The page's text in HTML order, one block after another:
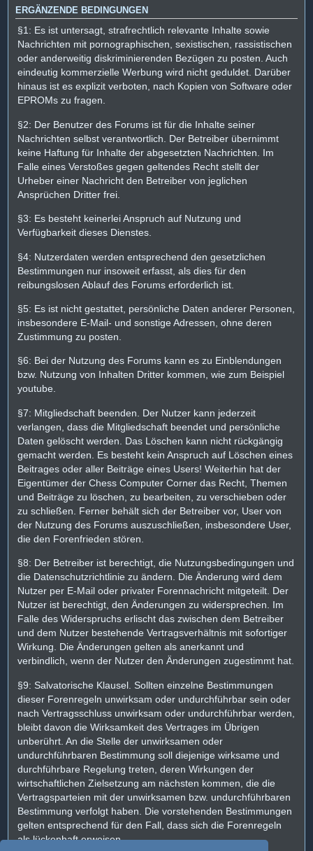
ERGÄNZENDE BEDINGUNGEN
§1: Es ist untersagt, strafrechtlich relevante Inhalte sowie
Nachrichten mit pornographischen, sexistischen, rassistischen
oder anderweitig diskriminierenden Bezügen zu posten. Auch
eindeutig kommerzielle Werbung wird nicht geduldet. Darüber
hinaus ist es explizit verboten, nach Kopien von Software oder
EPROMs zu fragen.
§2: Der Benutzer des Forums ist für die Inhalte seiner
Nachrichten selbst verantwortlich. Der Betreiber übernimmt
keine Haftung für Inhalte der abgesetzten Nachrichten. Im
Falle eines Verstoßes gegen geltendes Recht stellt der
Urheber einer Nachricht den Betreiber von jeglichen
Ansprüchen Dritter frei.
§3: Es besteht keinerlei Anspruch auf Nutzung und
Verfügbarkeit dieses Dienstes.
§4: Nutzerdaten werden entsprechend den gesetzlichen
Bestimmungen nur insoweit erfasst, als dies für den
reibungslosen Ablauf des Forums erforderlich ist.
§5: Es ist nicht gestattet, persönliche Daten anderer Personen,
insbesondere E-Mail- und sonstige Adressen, ohne deren
Zustimmung zu posten.
§6: Bei der Nutzung des Forums kann es zu Einblendungen
bzw. Nutzung von Inhalten Dritter kommen, wie zum Beispiel
youtube.
§7: Mitgliedschaft beenden. Der Nutzer kann jederzeit
verlangen, dass die Mitgliedschaft beendet und persönliche
Daten gelöscht werden. Das Löschen kann nicht rückgängig
gemacht werden. Es besteht kein Anspruch auf Löschen eines
Beitrages oder aller Beiträge eines Users! Weiterhin hat der
Eigentümer der Chess Computer Corner das Recht, Themen
und Beiträge zu löschen, zu bearbeiten, zu verschieben oder
zu schließen. Ferner behält sich der Betreiber vor, User von
der Nutzung des Forums auszuschließen, insbesondere User,
die den Forenfrieden stören.
§8: Der Betreiber ist berechtigt, die Nutzungsbedingungen und
die Datenschutzrichtlinie zu ändern. Die Änderung wird dem
Nutzer per E-Mail oder privater Forennachricht mitgeteilt. Der
Nutzer ist berechtigt, den Änderungen zu widersprechen. Im
Falle des Widerspruchs erlischt das zwischen dem Betreiber
und dem Nutzer bestehende Vertragsverhältnis mit sofortiger
Wirkung. Die Änderungen gelten als anerkannt und
verbindlich, wenn der Nutzer den Änderungen zugestimmt hat.
§9: Salvatorische Klausel. Sollten einzelne Bestimmungen
dieser Forenregeln unwirksam oder undurchführbar sein oder
nach Vertragsschluss unwirksam oder undurchführbar werden,
bleibt davon die Wirksamkeit des Vertrages im Übrigen
unberührt. An die Stelle der unwirksamen oder
undurchführbaren Bestimmung soll diejenige wirksame und
durchführbare Regelung treten, deren Wirkungen der
wirtschaftlichen Zielsetzung am nächsten kommen, die die
Vertragsparteien mit der unwirksamen bzw. undurchführbaren
Bestimmung verfolgt haben. Die vorstehenden Bestimmungen
gelten entsprechend für den Fall, dass sich die Forenregeln
als lückenhaft erweisen.